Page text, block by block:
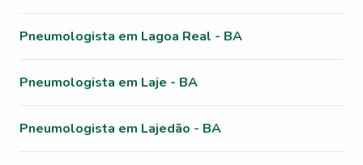
Pneumologista em Lagoa Real - BA
Pneumologista em Laje - BA
Pneumologista em Lajedão - BA